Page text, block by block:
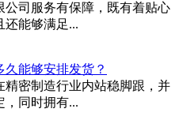
公司服务有保障，既有着贴心
还能够满足...
能够安排发货？
精密制造行业内站稳脚跟，并
，同时拥有...